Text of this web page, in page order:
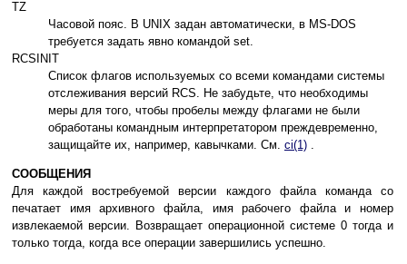
TZ
Часовой пояс. В UNIX задан автоматически, в MS-DOS
требуется задать явно командой set.
RCSINIT
Список флагов используемых со всеми командами системы
отслеживания версий RCS. Не забудьте, что необходимы
меры для того, чтобы пробелы между флагами не были
обработаны командным интерпретатором преждевременно,
защищайте их, например, кавычками. См. ci(1) .
СООБЩЕНИЯ
Для каждой востребуемой версии каждого файла команда co
печатает имя архивного файла, имя рабочего файла и номер
извлекаемой версии. Возвращает операционной системе 0 тогда и
только тогда, когда все операции завершились успешно.